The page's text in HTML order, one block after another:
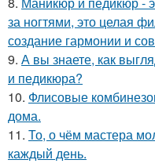
за ногтями, это целая
создание гармонии и
9. А вы знаете, как
и педикюра?
10. Флисовые
дома.
11. То, о чём мастера
каждый день.